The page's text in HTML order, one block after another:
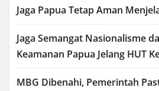
Jaga Papua Tetap Aman
Jaga Semangat Nasionalisme
Keamanan Papua Jelang HUT
MBG Dibenahi, Pemerintah